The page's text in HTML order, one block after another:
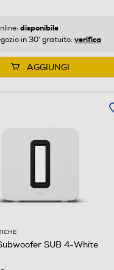
disponibile
in 30' gratuito: verifica
AGGIUNGI
SUB 4-White